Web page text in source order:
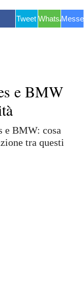
Tweet WhatsApp
e BMW
e BMW: cosa
tra questi